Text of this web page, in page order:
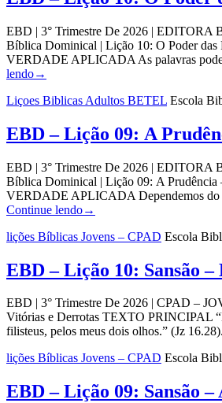
EBD | 3° Trimestre De 2026 | EDITORA
Bíblica Dominical | Lição 10: O Poder das
VERDADE APLICADA As palavras
lendo→
Liçoes Biblicas Adultos BETEL Escola
EBD – Lição 09: A
EBD | 3° Trimestre De 2026 | EDITORA
Bíblica Dominical | Lição 09: A Prudência
VERDADE APLICADA Dependemos do
Continue lendo→
lições Bíblicas Jovens – CPAD Escola
EBD – Lição 10: Sansão
EBD | 3° Trimestre De 2026 | CPAD –
Vitórias e Derrotas TEXTO PRINCIPAL
filisteus, pelos meus dois olhos.” (Jz
lições Bíblicas Jovens – CPAD Escola
EBD – Lição 09: Sansão